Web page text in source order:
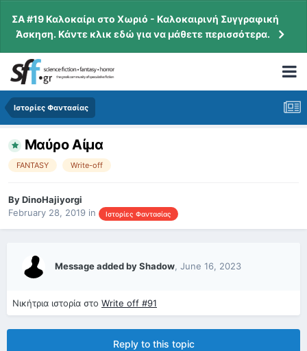
ΣΑ #19 Καλοκαίρι στο Χωριό - Καλοκαιρινή Συγγραφική
Άσκηση. Κάντε κλικ εδώ για να μάθετε περισσότερα.
Ιστορίες Φαντασίας
Μαύρο Αίμα
FANTASY Write-off
ByDinoHajiyorgi
February 28, 2019 in Ιστορίες Φαντασίας
Message added by Shadow, June 16, 2023
Νικήτρια ιστορία στο Write off #91
Reply to this topic